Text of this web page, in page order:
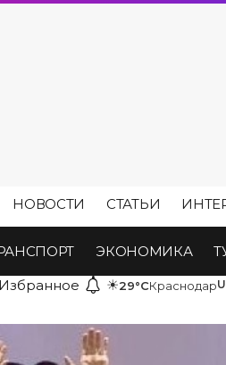
НОВОСТИ СТАТЬИ
ЭКОНОМИКА
Избранное ☀29°CКраснодар